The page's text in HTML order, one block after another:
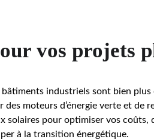
vos projets
bâtiments industriels sont bien plus
moteurs d’énergie verte et de
solaires pour optimiser vos coûts,
à la transition énergétique.